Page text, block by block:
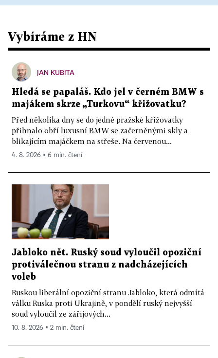
Vybíráme z HN
JAN KUBITA
Hledá se papaláš. Kdo jel v černém BMW s
majákem skrze „Turkovu“ křižovatku?
Před několika dny se do jedné pražské křižovatky
přihnalo obří luxusní BMW se začerněnými skly a
blikajícím majáčkem na střeše. Na červenou...
4. 8. 2026 ▪ 6 min. čtení
Jabloko nět. Ruský soud vyloučil opoziční
protiválečnou stranu z nadcházejících
voleb
Ruskou liberální opoziční stranu Jabloko, která odmítá
válku Ruska proti Ukrajině, v pondělí ruský nejvyšší
soud vyloučil ze zářijových...
10. 8. 2026 ▪ 2 min. čtení